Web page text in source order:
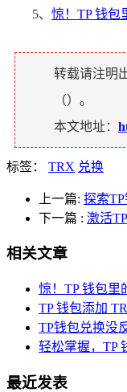
5、 惊！TP 钱包
转载请注明
（）。
本文地址：
标签： TRX 兑换
上一篇: 探索
下一篇 : 激活
相关文章
惊！TP 钱包里
TP 钱包添加
TP钱包兑换没
轻松掌握，TP
最近发表